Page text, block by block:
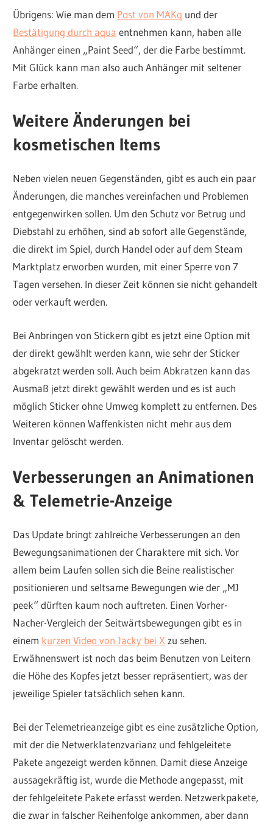
Übrigens: Wie man dem Post von MAKq und der
Bestätigung durch aqua entnehmen kann, haben alle
Anhänger einen „Paint Seed“, der die Farbe bestimmt.
Mit Glück kann man also auch Anhänger mit seltener
Farbe erhalten.
Weitere Änderungen bei
kosmetischen Items
Neben vielen neuen Gegenständen, gibt es auch ein paar
Änderungen, die manches vereinfachen und Problemen
entgegenwirken sollen. Um den Schutz vor Betrug und
Diebstahl zu erhöhen, sind ab sofort alle Gegenstände,
die direkt im Spiel, durch Handel oder auf dem Steam
Marktplatz erworben wurden, mit einer Sperre von 7
Tagen versehen. In dieser Zeit können sie nicht gehandelt
oder verkauft werden.
Bei Anbringen von Stickern gibt es jetzt eine Option mit
der direkt gewählt werden kann, wie sehr der Sticker
abgekratzt werden soll. Auch beim Abkratzen kann das
Ausmaß jetzt direkt gewählt werden und es ist auch
möglich Sticker ohne Umweg komplett zu entfernen. Des
Weiteren können Waffenkisten nicht mehr aus dem
Inventar gelöscht werden.
Verbesserungen an Animationen
& Telemetrie-Anzeige
Das Update bringt zahlreiche Verbesserungen an den
Bewegungsanimationen der Charaktere mit sich. Vor
allem beim Laufen sollen sich die Beine realistischer
positionieren und seltsame Bewegungen wie der „MJ
peek“ dürften kaum noch auftreten. Einen Vorher-
Nacher-Vergleich der Seitwärtsbewegungen gibt es in
einem kurzen Video von Jacky bei X zu sehen.
Erwähnenswert ist noch das beim Benutzen von Leitern
die Höhe des Kopfes jetzt besser repräsentiert, was der
jeweilige Spieler tatsächlich sehen kann.
Bei der Telemetrieanzeige gibt es eine zusätzliche Option,
mit der die Netwerklatenzvarianz und fehlgeleitete
Pakete angezeigt werden können. Damit diese Anzeige
aussagekräftig ist, wurde die Methode angepasst, mit
der fehlgeleitete Pakete erfasst werden. Netzwerkpakete,
die zwar in falscher Reihenfolge ankommen, aber dann